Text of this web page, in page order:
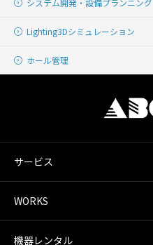
システム開発・ 設備プランニング
Lighting3Dシミュレーション
ホール管理
サービス
WORKS
機器レンタル